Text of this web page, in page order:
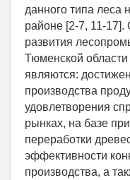
данного типа леса
районе [2-7, 11-
развития
Тюменской
являются:
производства
удовлетворения
рынках, на базе
переработки
эффективности
производства, а